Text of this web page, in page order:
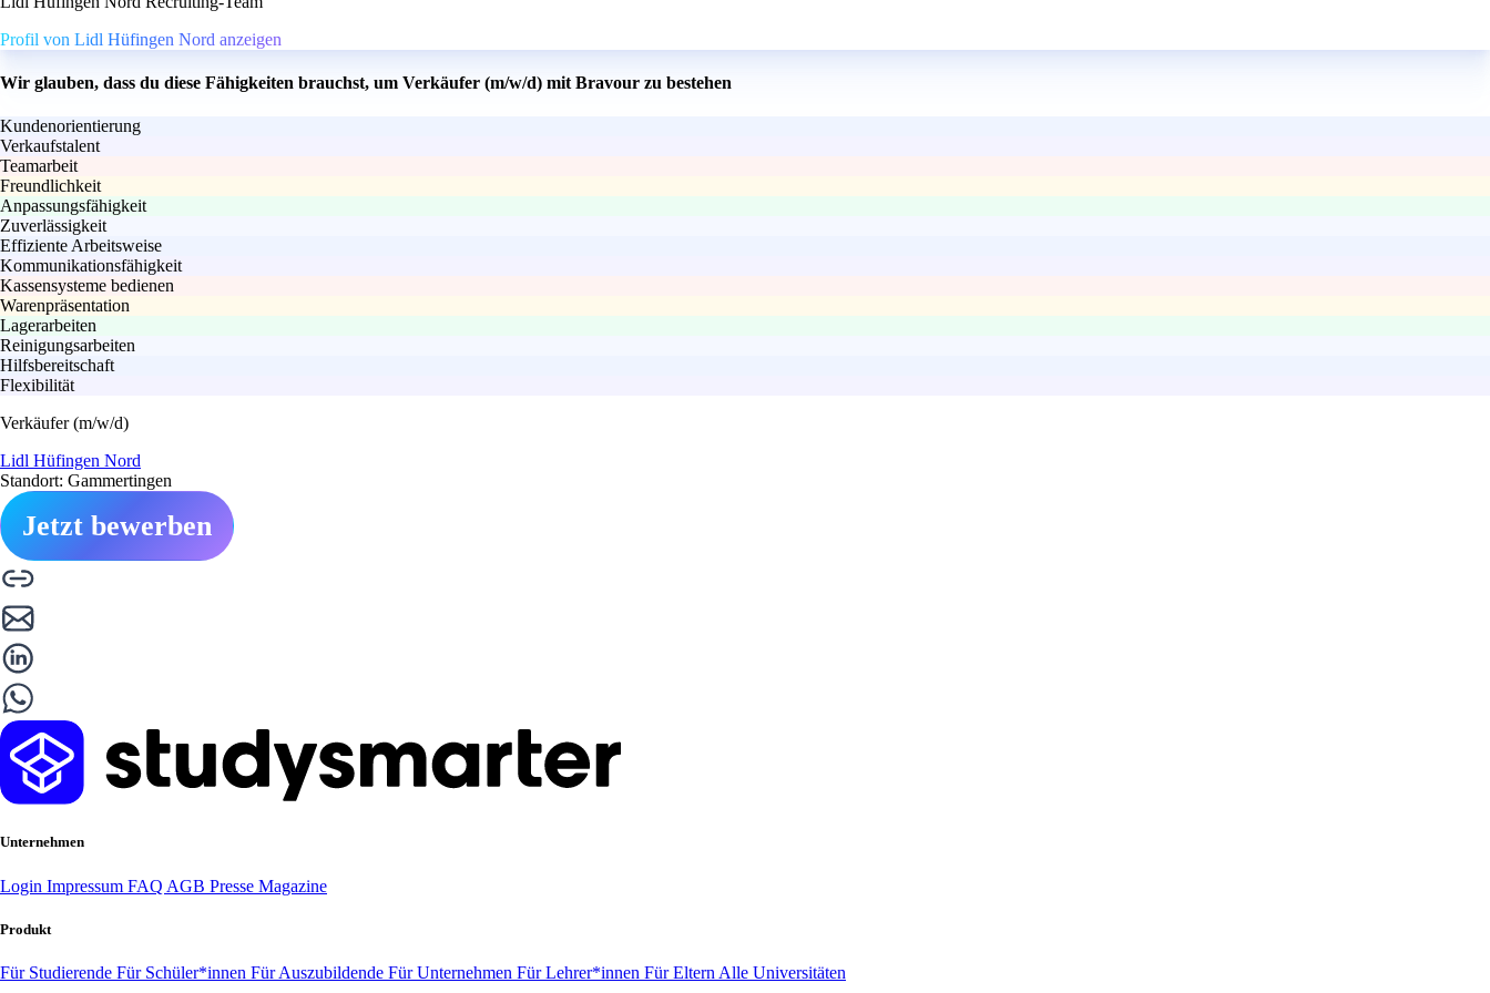
Profil von Lidl Hüfingen Nord anzeigen
Wir glauben, dass du diese Fähigkeiten brauchst, um Verkäufer (m/w/d) mit Bravour zu bestehen
Kundenorientierung
Verkaufstalent
Teamarbeit
Freundlichkeit
Anpassungsfähigkeit
Zuverlässigkeit
Effiziente Arbeitsweise
Kommunikationsfähigkeit
Kassensysteme bedienen
Warenpräsentation
Lagerarbeiten
Reinigungsarbeiten
Hilfsbereitschaft
Flexibilität
Verkäufer (m/w/d)
Lidl Hüfingen Nord
Standort: Gammertingen
Jetzt bewerben
Unternehmen
Login Impressum FAQ AGB Presse Magazine
Produkt
Für Studierende Für Schüler*innen Für Auszubildende Für Unternehmen Für Lehrer*innen Für Eltern Alle Universitäten